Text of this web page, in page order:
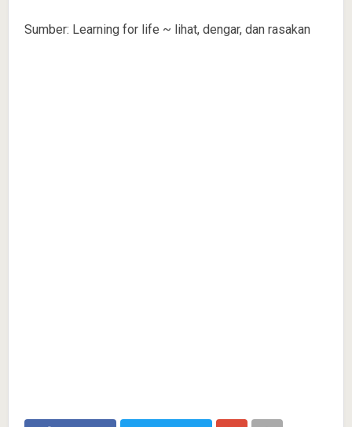
Sumber: Learning for life ~ lihat, dengar, dan rasakan